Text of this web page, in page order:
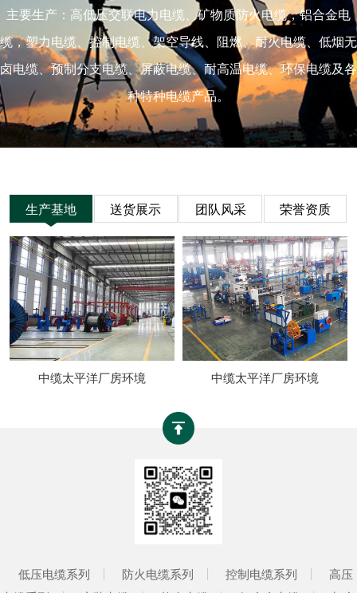
主要生产：高低压交联电力电缆、矿物质防火电缆，铝合金电
缆，塑力电缆、控制电缆、架空导线、阻燃、耐火电缆、低烟无
卤电缆、预制分支电缆、屏蔽电缆、耐高温电缆、环保电缆及各
种特种电缆产品。
生产基地 送货展示 团队风采 荣誉资质
中缆太平洋厂房环境 中缆太平洋厂房环境
低压电缆系列 防火电缆系列 控制电缆系列
高压